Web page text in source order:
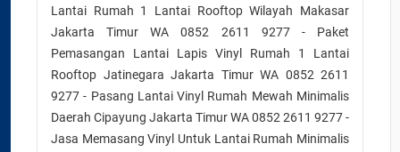
Lantai Rumah 1 Lantai Rooftop Wilayah Makasar
Jakarta Timur WA 0852 2611 9277 - Paket
Pemasangan Lantai Lapis Vinyl Rumah 1 Lantai
Rooftop Jatinegara Jakarta Timur WA 0852 2611
9277 - Pasang Lantai Vinyl Rumah Mewah Minimalis
Daerah Cipayung Jakarta Timur WA 0852 2611 9277 -
Jasa Memasang Vinyl Untuk Lantai Rumah Minimalis